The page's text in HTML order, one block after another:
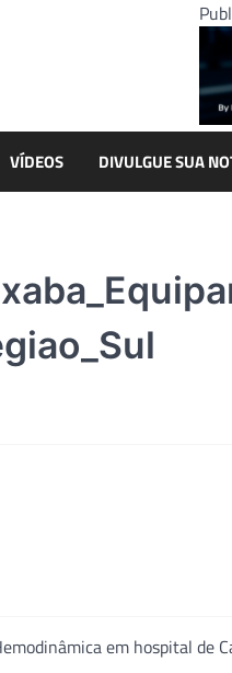
VÍDEOS DIVULGUE SUA
em hospital de